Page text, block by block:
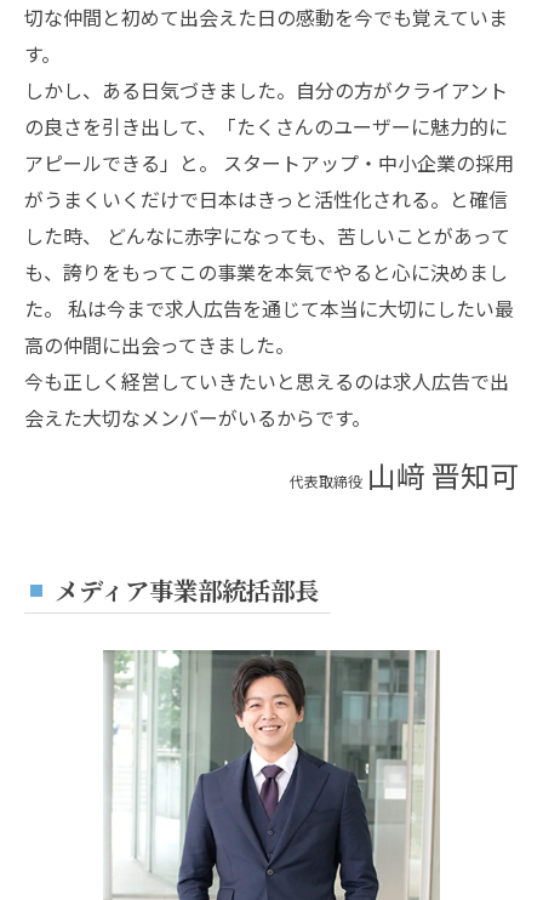
切な仲間と初めて出会えた日の感動を今でも覚えていま
す。
しかし、ある日気づきました。自分の方がクライアント
の良さを引き出して、「たくさんのユーザーに魅力的に
アピールできる」と。 スタートアップ・中小企業の採用
がうまくいくだけで日本はきっと活性化される。と確信
した時、 どんなに赤字になっても、苦しいことがあって
も、誇りをもってこの事業を本気でやると心に決めまし
た。 私は今まで求人広告を通じて本当に大切にしたい最
高の仲間に出会ってきました。
今も正しく経営していきたいと思えるのは求人広告で出
会えた大切なメンバーがいるからです。
代表取締役 山﨑 晋知可
メディア事業部統括部長